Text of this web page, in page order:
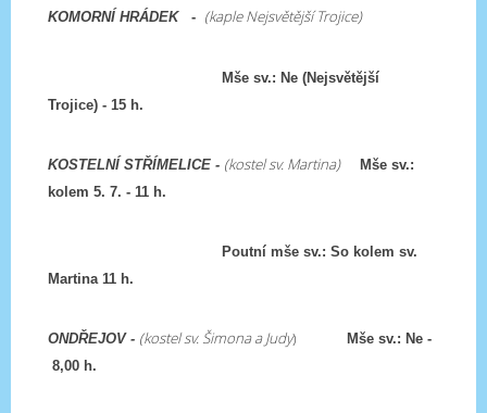
KOMORNÍ HRÁDEK - (kaple Nejsvětější Trojice)
Mše sv.: Ne (Nejsvětější
Trojice) - 15 h.
KOSTELNÍ STŘÍMELICE - (kostel sv. Martina)Mše sv.:
kolem 5. 7. - 11 h.
Poutní mše sv.: So kolem sv.
Martina 11 h.
ONDŘEJOV - (kostel sv. Šimona a Judy)
Mše sv.: Ne -
8,00 h.